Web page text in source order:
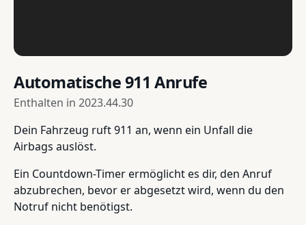
Automatische 911 Anrufe
Enthalten in 2023.44.30
Dein Fahrzeug ruft 911 an, wenn ein Unfall die
Airbags auslöst.
Ein Countdown-Timer ermöglicht es dir, den Anruf
abzubrechen, bevor er abgesetzt wird, wenn du den
Notruf nicht benötigst.